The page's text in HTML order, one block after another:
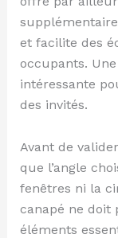
et facilite des
occupants.
intéressante
des invités.
Avant de
que l’angle
fenêtres ni la
canapé ne doit
éléments